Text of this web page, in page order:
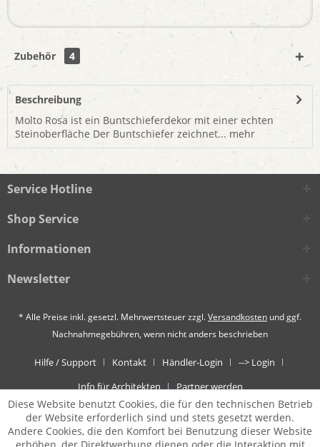
Zubehör 4
Beschreibung
Molto Rosa ist ein Buntschieferdekor mit einer echten
Steinoberfläche Der Buntschiefer zeichnet... mehr
Service Hotline
Shop Service
Informationen
Newsletter
* Alle Preise inkl. gesetzl. Mehrwertsteuer zzgl.Versandkosten und ggf.
Nachnahmegebühren, wenn nicht anders beschrieben
Hilfe / Support Kontakt Händler-Login
--> Login
Info für Architekten
Partner werden
Diese Website benutzt Cookies, die für den technischen Betrieb
der Website erforderlich sind und stets gesetzt werden.
Andere Cookies, die den Komfort bei Benutzung dieser Website